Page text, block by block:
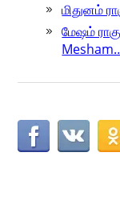
மிதுனம்
மேஷம்